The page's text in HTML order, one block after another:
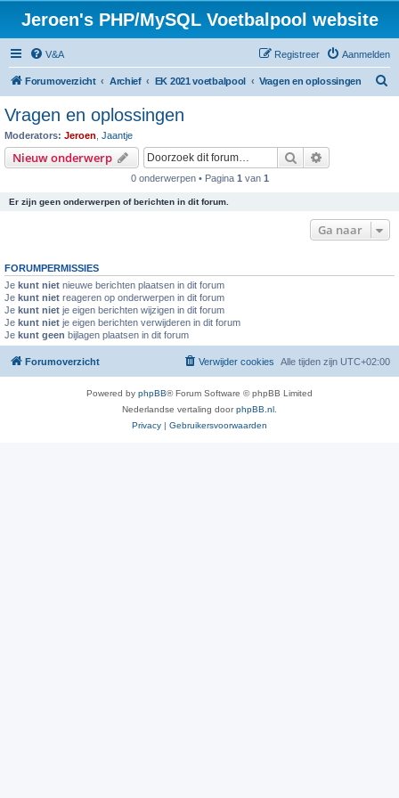
Jeroen's PHP/MySQL Voetbalpool website
V&A Aanmelden
Registreer
Forumoverzicht Archief EK 2021 voetbalpool Vragen en oplossingen
Vragen en oplossingen
Moderators: Jeroen Jaantje
Nieuw onderwerp Zoek
0 onderwerpen • Pagina 1 van 1
Er zijn geen onderwerpen of berichten in dit forum.
Ga naar
FORUMPERMISSIES
Je kunt niet nieuwe berichten plaatsen in dit forum
Je kunt niet reageren op onderwerpen in dit forum
Je kunt niet je eigen berichten wijzigen in dit forum
Je kunt niet je eigen berichten verwijderen in dit forum
Je kunt geen bijlagen plaatsen in dit forum
Forumoverzicht Alle tijden zijn UTC+02:00
Verwijder cookies
Powered by phpBB® Forum Software © phpBB Limited
Nederlandse vertaling doorphpBB.nl
Privacy | Gebruikersvoorwaarden